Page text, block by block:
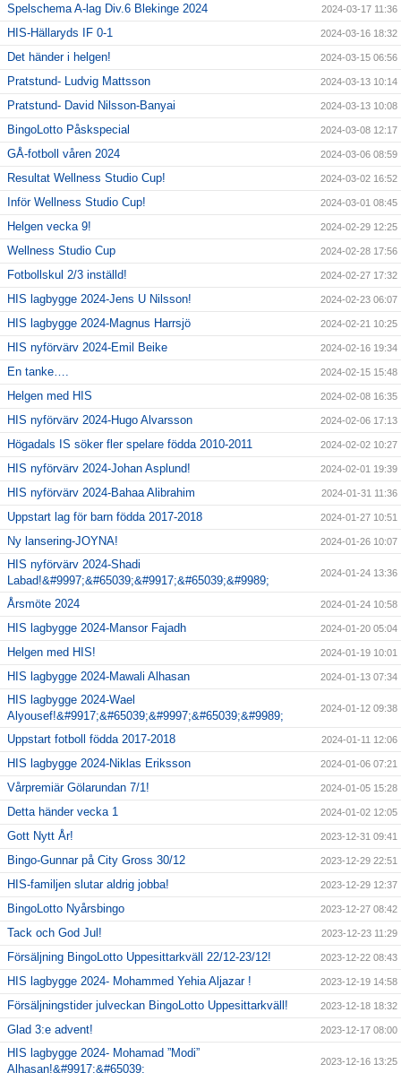
Spelschema A-lag Div.6 Blekinge 2024 2024-03-17 11:36
HIS-Hällaryds IF 0-1 2024-03-16 18:32
Det händer i helgen! 2024-03-15 06:56
Pratstund- Ludvig Mattsson 2024-03-13 10:14
Pratstund- David Nilsson-Banyai 2024-03-13 10:08
BingoLotto Påskspecial 2024-03-08 12:17
GÅ-fotboll våren 2024 2024-03-06 08:59
Resultat Wellness Studio Cup! 2024-03-02 16:52
Inför Wellness Studio Cup! 2024-03-01 08:45
Helgen vecka 9! 2024-02-29 12:25
Wellness Studio Cup 2024-02-28 17:56
Fotbollskul 2/3 inställd! 2024-02-27 17:32
HIS lagbygge 2024-Jens U Nilsson! 2024-02-23 06:07
HIS lagbygge 2024-Magnus Harrsjö 2024-02-21 10:25
HIS nyförvärv 2024-Emil Beike 2024-02-16 19:34
En tanke…. 2024-02-15 15:48
Helgen med HIS 2024-02-08 16:35
HIS nyförvärv 2024-Hugo Alvarsson 2024-02-06 17:13
Högadals IS söker fler spelare födda 2010-2011 2024-02-02 10:27
HIS nyförvärv 2024-Johan Asplund! 2024-02-01 19:39
HIS nyförvärv 2024-Bahaa Alibrahim 2024-01-31 11:36
Uppstart lag för barn födda 2017-2018 2024-01-27 10:51
Ny lansering-JOYNA! 2024-01-26 10:07
HIS nyförvärv 2024-Shadi
Labad!&#9997;&#65039;&#9917;&#65039;&#9989;
2024-01-24 13:36
Årsmöte 2024 2024-01-24 10:58
HIS lagbygge 2024-Mansor Fajadh 2024-01-20 05:04
Helgen med HIS! 2024-01-19 10:01
HIS lagbygge 2024-Mawali Alhasan 2024-01-13 07:34
HIS lagbygge 2024-Wael
Alyousef!&#9917;&#65039;&#9997;&#65039;&#9989;
2024-01-12 09:38
Uppstart fotboll födda 2017-2018 2024-01-11 12:06
HIS lagbygge 2024-Niklas Eriksson 2024-01-06 07:21
Vårpremiär Gölarundan 7/1! 2024-01-05 15:28
Detta händer vecka 1 2024-01-02 12:05
Gott Nytt År! 2023-12-31 09:41
Bingo-Gunnar på City Gross 30/12 2023-12-29 22:51
HIS-familjen slutar aldrig jobba! 2023-12-29 12:37
BingoLotto Nyårsbingo 2023-12-27 08:42
Tack och God Jul! 2023-12-23 11:29
Försäljning BingoLotto Uppesittarkväll 22/12-23/12! 2023-12-22 08:43
HIS lagbygge 2024- Mohammed Yehia Aljazar ! 2023-12-19 14:58
Försäljningstider julveckan BingoLotto Uppesittarkväll! 2023-12-18 18:32
Glad 3:e advent! 2023-12-17 08:00
HIS lagbygge 2024- Mohamad ”Modi”
Alhasan!&#9917;&#65039;
2023-12-16 13:25